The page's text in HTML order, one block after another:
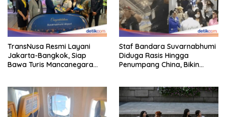
TransNusa Resmi Layani
Jakarta-Bangkok, Siap
Bawa Turis Mancanegara
Staf Bandara Suvarnabhumi
Diduga Rasis Hingga
Penumpang China, Bikin